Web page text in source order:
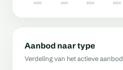
2020 2021 2022 2023
Aanbod naar type
Verdeling van het actieve aanbod